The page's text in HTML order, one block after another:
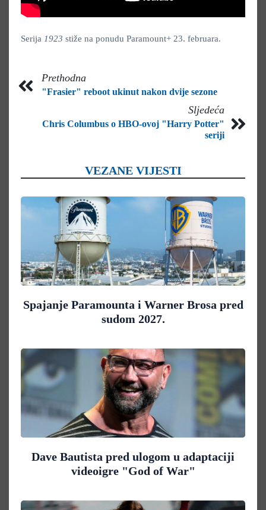
Serija 1923 stiže na ponudu Paramount+ 23. februara.
Prethodna
"Frasier" reboot ukinut nakon dvije sezone
Sljedeća
Chris Columbus o HBO-ovoj "Harry Potter"
seriji
VEZANE VIJESTI
Spajanje Paramounta i Warner Brosa pred
sudom 2027.
Dave Bautista pred ulogom u adaptaciji
videoigre "God of War"